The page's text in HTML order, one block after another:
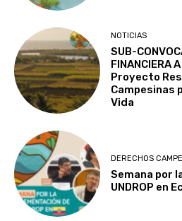
NOTICIAS
SUB-
FINANCIERA
Proyecto
Campesinas
Vida
DERECHOS
Semana por
UNDROP en